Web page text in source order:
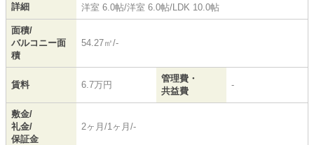
詳細
洋室 6.0帖/洋室 6.0帖/LDK 10.0帖
面積/
バルコニー面
積
54.27㎡/-
賃料 6.7万円
管理費・
共益費
-
敷金/
礼金/
保証金
2ヶ月/1ヶ月/-